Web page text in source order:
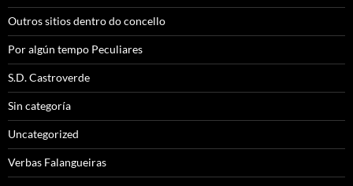
Outros sitios dentro do concello
Por algún tempo Peculiares
S.D. Castroverde
Sin categoría
Uncategorized
Verbas Falangueiras